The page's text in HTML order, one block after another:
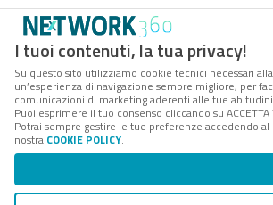
I tuoi contenuti, la tua privacy!
Su questo sito utilizziamo cookie tecnici necessari
un’esperienza di navigazione sempre migliore, per
comunicazioni di marketing aderenti alle tue
Puoi esprimere il tuo consenso cliccando su
Potrai sempre gestire le tue preferenze accedendo
nostra COOKIE POLICY.